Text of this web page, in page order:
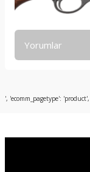
Yorumlar
', 'ecomm_pagetype':